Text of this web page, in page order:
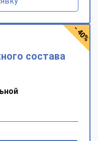
состава
- 40%